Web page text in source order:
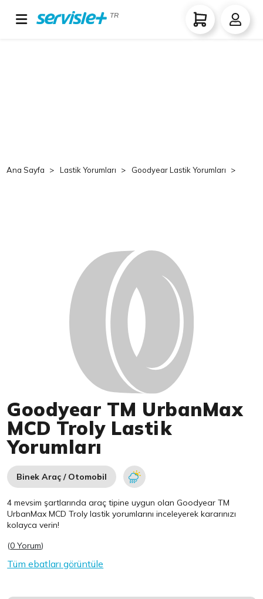
TR
Ana Sayfa Lastik Yorumları Goodyear Lastik Yorumları
Goodyear TM UrbanMax
MCD Troly Lastik
Yorumları
Binek Araç / Otomobil
4 mevsim şartlarında araç tipine uygun olanGoodyear TM
UrbanMax MCD Troly lastik yorumlarını inceleyerek kararınızı
kolayca verin!
(0 Yorum)
Tüm ebatları görüntüle